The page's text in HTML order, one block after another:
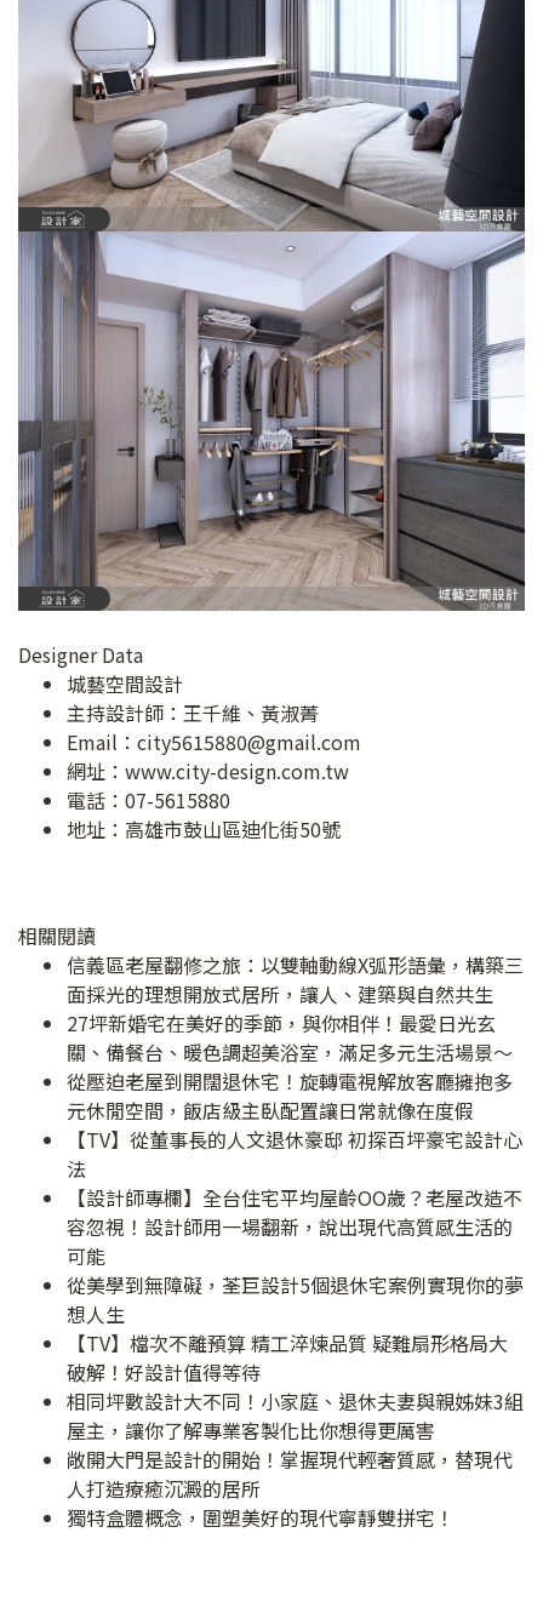
Designer Data
城藝空間設計
主持設計師：王千維、黃淑菁
Email： city5615880@gmail.com
網址： www.city-design.com.tw
電話：07-5615880
地址： 高雄市鼓山區迪化街50號
相關閱讀
信義區老屋翻修之旅：以雙軸動線X弧形語彙，構築三
面採光的理想開放式居所，讓人、建築與自然共生
27坪新婚宅在美好的季節，與你相伴！最愛日光玄
關、備餐台、暖色調超美浴室，滿足多元生活場景～
從壓迫老屋到開闊退休宅！旋轉電視解放客廳擁抱多
元休閒空間，飯店級主臥配置讓日常就像在度假
【TV】從董事長的人文退休豪邸 初探百坪豪宅設計心
法
【設計師專欄】全台住宅平均屋齡OO歲？老屋改造不
容忽視！設計師用一場翻新，說出現代高質感生活的
可能
從美學到無障礙，荃巨設計5個退休宅案例實現你的夢
想人生
【TV】檔次不離預算 精工淬煉品質 疑難扇形格局大
破解！好設計值得等待
相同坪數設計大不同！小家庭、退休夫妻與親姊妹3組
屋主，讓你了解專業客製化比你想得更厲害
敞開大門是設計的開始！掌握現代輕奢質感，替現代
人打造療癒沉澱的居所
獨特盒體概念，圍塑美好的現代寧靜雙拼宅！